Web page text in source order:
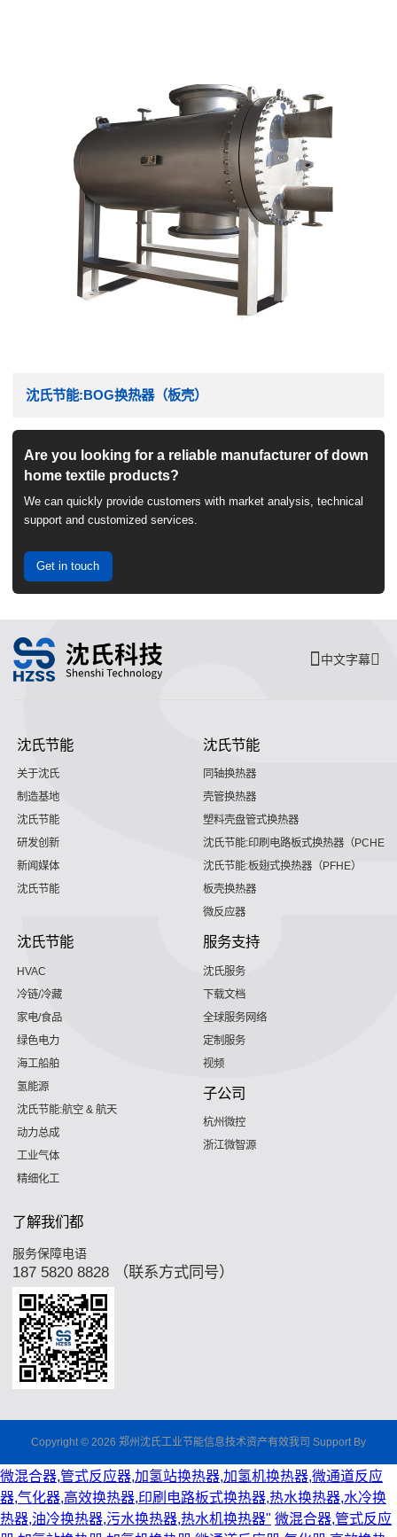
沈氏节能:BOG换热器（板壳）
Are you looking for a reliable manufacturer of down
home textile products?
We can quickly provide customers with market analysis, technical
support and customized services.
Get in touch
中文字幕
沈氏节能
关于沈氏
制造基地
沈氏节能
研发创新
新闻媒体
沈氏节能
沈氏节能
同轴换热器
壳管换热器
塑料壳盘管式换热器
沈氏节能:印刷电路板式换热器（PCHE）
沈氏节能:板翅式换热器（PFHE）
板壳换热器
微反应器
沈氏节能
HVAC
冷链/冷藏
家电/食品
绿色电力
海工船舶
氢能源
沈氏节能:航空 & 航天
动力总成
工业气体
精细化工
服务支持
沈氏服务
下载文档
全球服务网络
定制服务
视频
子公司
杭州微控
浙江微智源
了解我们都
服务保障电语
187 5820 8828 （联系方式同号）
Copyright © 2026 郑州沈氏工业节能信息技术资产有效我司 Support By
微混合器,管式反应器,加氢站换热器,加氢机换热器,微通道反应
器,气化器,高效换热器,印刷电路板式换热器,热水换热器,水冷换
热器,油冷换热器,污水换热器,热水机换热器" 微混合器,管式反应